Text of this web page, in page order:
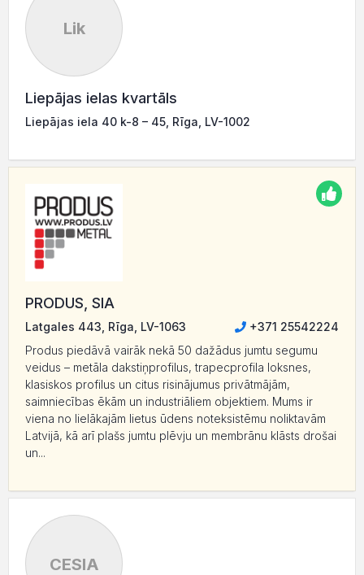
Lik
Liepājas ielas kvartāls
Liepājas iela 40 k-8 – 45, Rīga, LV-1002
PRODUS, SIA
Latgales 443, Rīga, LV-1063
+371 25542224
Produs piedāvā vairāk nekā 50 dažādus jumtu segumu
veidus – metāla dakstiņprofilus, trapecprofila loksnes,
klasiskos profilus un citus risinājumus privātmājām,
saimniecības ēkām un industriāliem objektiem. Mums ir
viena no lielākajām lietus ūdens noteksistēmu noliktavām
Latvijā, kā arī plašs jumtu plēvju un membrānu klāsts drošai
un...
CESIA